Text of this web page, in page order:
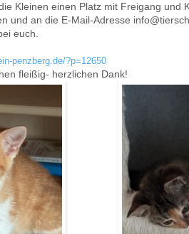
Kleinen einen Platz mit Freigang
und an die E-Mail-Adresse
euch.
penzberg.de/?p=12650
fleißig- herzlichen Dank!